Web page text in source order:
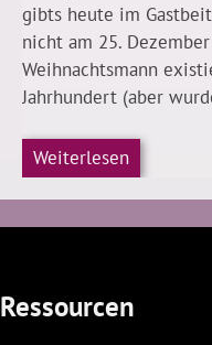
gibts heute im
nicht am 25.
Weihnachtsmann
Jahrhundert (aber
Weiterlesen
Ressourcen